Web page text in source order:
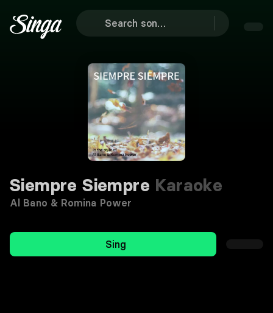
Siempre Siempre Karaoke
Al Bano & Romina Power
Sing